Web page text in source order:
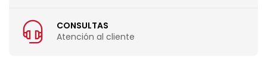
CONSULTAS
Atención al cliente